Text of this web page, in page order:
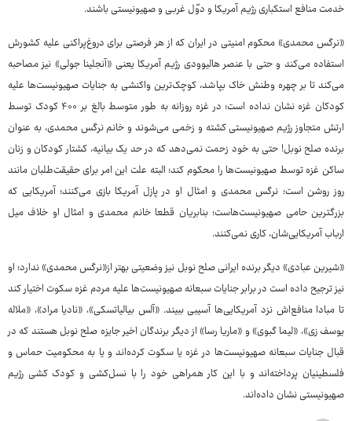
خدمت منافع استکباری رژیم آمریکا و دوّل غربی و صهیونیستی باشند.
«نرگس محمدی» محکوم امنیتی در ایران که از هر فرصتی برای دروغ‌پراکنی علیه کشورش
استفاده می‌کند و حتی با عنصر هالیوودی رژیم آمریکا یعنی «آنجلینا جولی» نیز مصاحبه
می‌کند تا بر چهره وطنش خاک بپاشد، کوچک‌ترین واکنشی به جنایات صهیونیست‌ها علیه
کودکان غزه نشان نداده است؛ در غزه روزانه به طور متوسط بالغ بر ۴۰۰ کودک توسط
ارتش متجاوز رژیم صهیونیستی کشته و زخمی می‌شوند و خانم نرگس محمدی، به عنوان
برنده صلح نوبل! حتی به خود زحمت نمی‌دهد که در حد یک بیانیه، کشتار کودکان و زنان
ساکن غزه توسط صهیونیست‌ها را محکوم کند؛ البته علت این امر برای حقیقت‌طلبان مانند
روز روشن است؛ نرگس محمدی و امثال او در پازل آمریکا بازی می‌کنند؛ آمریکایی که
بزرگترین حامی صهیونیست‌هاست؛ بنابریان قطعا خانم محمدی و امثال او خلاف میل
ارباب آمریکایی‌شان، کاری نمی‌کنند.
«شیرین عبادی» دیگر برنده ایرانی صلح نوبل نیز وضعیتی بهتر از«نرگس محمدی» ندارد؛ او
نیز ترجیح داده است در برابر جنایات سبعانه صهیونیست‌ها علیه مردم غزه سکوت اختیار کند
تا مبادا منافع‌اش نزد آمریکایی‌ها آسیبی ببیند. «آلس بیالیاتسکی»، «نادیا مراد»، «ملاله
یوسف زی»، «لیما گبوی» و «ماریا رسا» از دیگر برندگان اخیر جایزه صلح نوبل هستند که در
قبال جنایات سبعانه صهیونیست‌ها در غزه یا سکوت کرده‌اند و یا به محکومیت حماس و
فلسطینیان پرداخته‌اند و با این کار همراهی خود را با نسل‌کشی و کودک کشی رژیم
صهیونیستی نشان داده‌اند.